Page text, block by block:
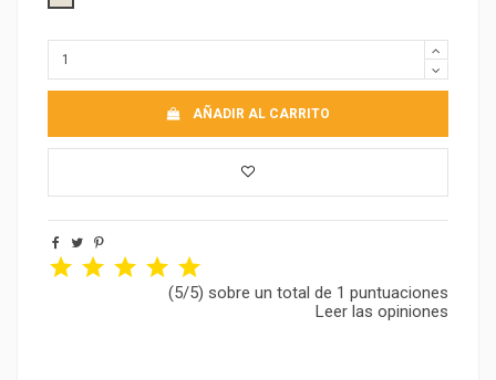
AÑADIR AL CARRITO
(5/5) sobre un total de 1 puntuaciones
Leer las opiniones